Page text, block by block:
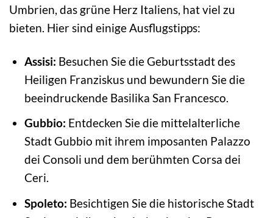
Umbrien, das grüne Herz Italiens, hat viel zu
bieten. Hier sind einige Ausflugstipps:
Assisi: Besuchen Sie die Geburtsstadt des
Heiligen Franziskus und bewundern Sie die
beeindruckende Basilika San Francesco.
Gubbio: Entdecken Sie die mittelalterliche
Stadt Gubbio mit ihrem imposanten Palazzo
dei Consoli und dem berühmten Corsa dei
Ceri.
Spoleto: Besichtigen Sie die historische Stadt